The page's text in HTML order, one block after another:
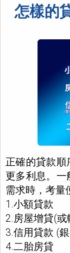
怎樣的
正確的貸款順
更多利息。一
需求時，考量
1.小額貸款
2.房屋增貸(或
3.信用貸款 (
4.二胎房貸